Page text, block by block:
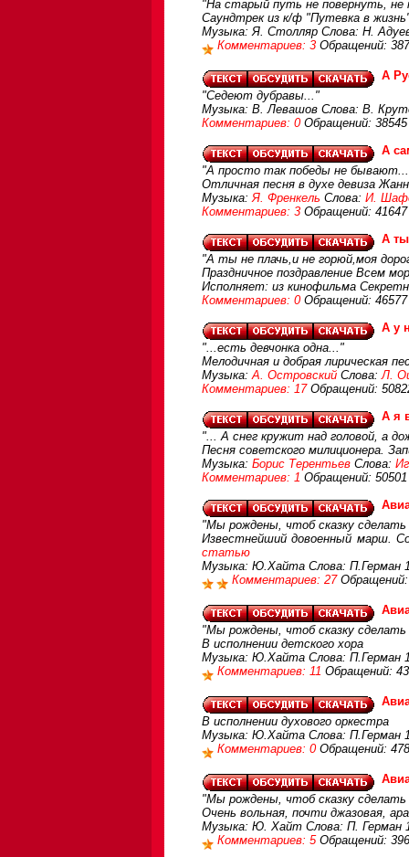
"На старый путь не повернуть, не
Саундтрек из к/ф "Путевка в
Музыка: Я. Столляр Слова: Н.
Комментариев: 3 Обращений:
А
"Седеют дубравы..."
Музыка: В. Левашов Слова: В.
Комментариев: 0 Обращений: 38545
А
"А просто так победы не
Отличная песня в духе девиза
Музыка:Я. Френкель Слова: И.
Комментариев: 3 Обращений: 41647
А
"А ты не плачь,и не горюй,моя
Праздничное поздравление Всем
Исполняет: из кинофильма
Комментариев: 0 Обращений: 46577
А у
"...есть девчонка одна..."
Мелодичная и добрая лирическая
Музыка:А. Островский Слова:Л.
Комментариев: 17 Обращений:
А я
"... А снег кружит над головой, а
Песня советского милиционера.
Музыка: Борис Терентьев Слова:
Комментариев: 1 Обращений: 50501
"Мы рождены, чтоб сказку
Известнейший довоенный марш.
статью
Музыка: Ю.Хайта Слова: П.Герман
Комментариев: 27 Обращений:
"Мы рождены, чтоб сказку
В исполнении детского хора
Музыка: Ю.Хайта Слова: П.Герман
Комментариев: 11 Обращений:
В исполнении духового оркестра
Музыка: Ю.Хайта Слова: П.Герман
Комментариев: 0 Обращений:
"Мы рождены, чтоб сказку
Очень вольная, почти джазовая,
Музыка: Ю. Хайт Слова: П. Герман
Комментариев: 5 Обращений: